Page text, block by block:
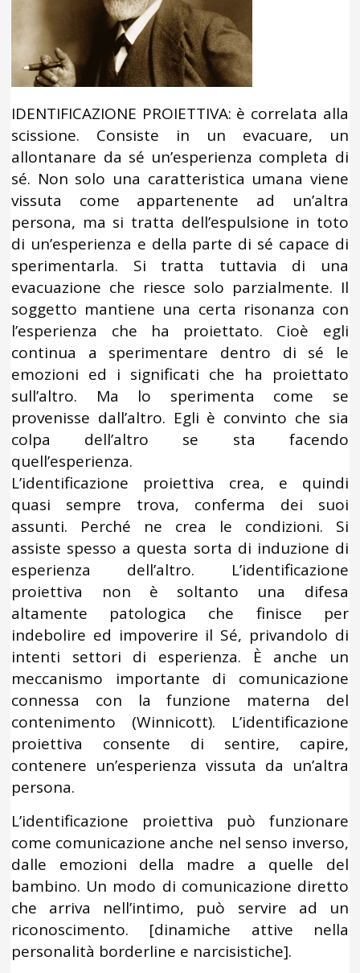
IDENTIFICAZIONE PROIETTIVA: è correlata alla
scissione. Consiste in un evacuare, un
allontanare da sé un’esperienza completa di
sé. Non solo una caratteristica umana viene
vissuta come appartenente ad un’altra
persona, ma si tratta dell’espulsione in toto
di un’esperienza e della parte di sé capace di
sperimentarla. Si tratta tuttavia di una
evacuazione che riesce solo parzialmente. Il
soggetto mantiene una certa risonanza con
l’esperienza che ha proiettato. Cioè egli
continua a sperimentare dentro di sé le
emozioni ed i significati che ha proiettato
sull’altro. Ma lo sperimenta come se
provenisse dall’altro. Egli è convinto che sia
colpa dell’altro se sta facendo
quell’esperienza.
L’identificazione proiettiva crea, e quindi
quasi sempre trova, conferma dei suoi
assunti. Perché ne crea le condizioni. Si
assiste spesso a questa sorta di induzione di
esperienza dell’altro. L’identificazione
proiettiva non è soltanto una difesa
altamente patologica che finisce per
indebolire ed impoverire il Sé, privandolo di
intenti settori di esperienza. È anche un
meccanismo importante di comunicazione
connessa con la funzione materna del
contenimento (Winnicott). L’identificazione
proiettiva consente di sentire, capire,
contenere un’esperienza vissuta da un’altra
persona.
L’identificazione proiettiva può funzionare
come comunicazione anche nel senso inverso,
dalle emozioni della madre a quelle del
bambino. Un modo di comunicazione diretto
che arriva nell’intimo, può servire ad un
riconoscimento. [dinamiche attive nella
personalità borderline e narcisistiche].